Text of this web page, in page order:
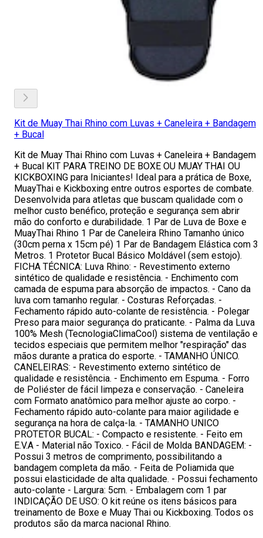
Kit de Muay Thai Rhino com Luvas + Caneleira + Bandagem
+ Bucal
Kit de Muay Thai Rhino com Luvas + Caneleira + Bandagem
+ Bucal KIT PARA TREINO DE BOXE OU MUAY THAI OU
KICKBOXING para Iniciantes! Ideal para a prática de Boxe,
MuayThai e Kickboxing entre outros esportes de combate.
Desenvolvida para atletas que buscam qualidade com o
melhor custo benéfico, proteção e segurança sem abrir
mão do conforto e durabilidade. 1 Par de Luva de Boxe e
MuayThai Rhino 1 Par de Caneleira Rhino Tamanho único
(30cm perna x 15cm pé) 1 Par de Bandagem Elástica com 3
Metros. 1 Protetor Bucal Básico Moldável (sem estojo).
FICHA TÉCNICA: Luva Rhino: - Revestimento externo
sintético de qualidade e resistência. - Enchimento com
camada de espuma para absorção de impactos. - Cano da
luva com tamanho regular. - Costuras Reforçadas. -
Fechamento rápido auto-colante de resistência. - Polegar
Preso para maior segurança do praticante. - Palma da Luva
100% Mesh (TecnologiaClimaCool) sistema de ventilação e
tecidos especiais que permitem melhor "respiração" das
mãos durante a pratica do esporte. - TAMANHO ÚNICO.
CANELEIRAS: - Revestimento externo sintético de
qualidade e resistência. - Enchimento em Espuma. - Forro
de Poliéster de fácil limpeza e conservação. - Caneleira
com Formato anatômico para melhor ajuste ao corpo. -
Fechamento rápido auto-colante para maior agilidade e
segurança na hora de calça-la. - TAMANHO UNICO
PROTETOR BUCAL: - Compacto e resistente. - Feito em
E.V.A - Material não Toxico. - Fácil de Molda BANDAGEM: -
Possui 3 metros de comprimento, possibilitando a
bandagem completa da mão. - Feita de Poliamida que
possui elasticidade de alta qualidade. - Possui fechamento
auto-colante - Largura: 5cm. - Embalagem com 1 par
INDICAÇÃO DE USO: O kit reúne os itens básicos para
treinamento de Boxe e Muay Thai ou Kickboxing. Todos os
produtos são da marca nacional Rhino.